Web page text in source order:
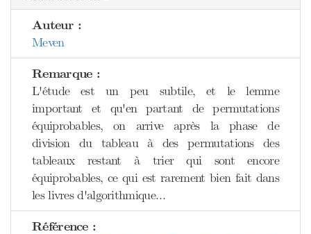
Auteur :
Meven
Remarque :
L'étude est un peu subtile, et le lemme
important et qu'en partant de permutations
équiprobables, on arrive après la phase de
division du tableau à des permutations des
tableaux restant à trier qui sont encore
équiprobables, ce qui est rarement bien fait dans
les livres d'algorithmique…
Référence :